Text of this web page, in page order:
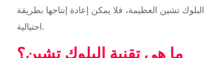
البلوك تشين العظيمة، فلا يمكن إعادة إنتاجها بطريقة
احتيالية.
ما هي تقنية البلوك تشين؟